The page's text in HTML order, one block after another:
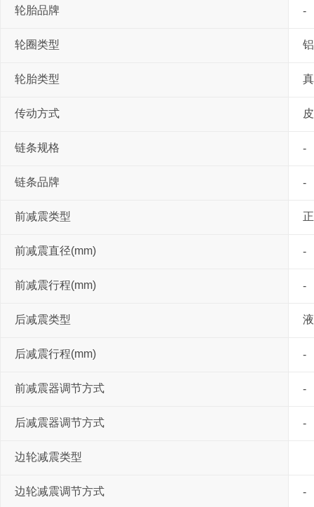
轮胎品牌 -
轮圈类型
轮胎类型
传动方式
链条规格 -
链条品牌 -
前减震类型
前减震直径(mm) -
前减震行程(mm) -
后减震类型
后减震行程(mm) -
前减震器调节方式 -
后减震器调节方式 -
边轮减震类型
边轮减震调节方式 -